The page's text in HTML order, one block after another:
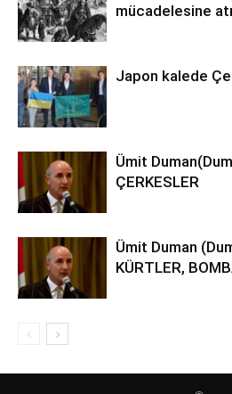
mücadelesine
Japon kalede
Ümit
ÇERKESLER
Ümit Duman
KÜRTLER,